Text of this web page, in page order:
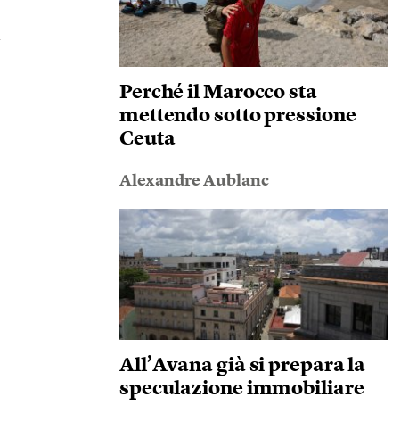
Perché il Marocco sta
mettendo sotto pressione
Ceuta
Alexandre Aublanc
All’Avana già si prepara la
speculazione immobiliare